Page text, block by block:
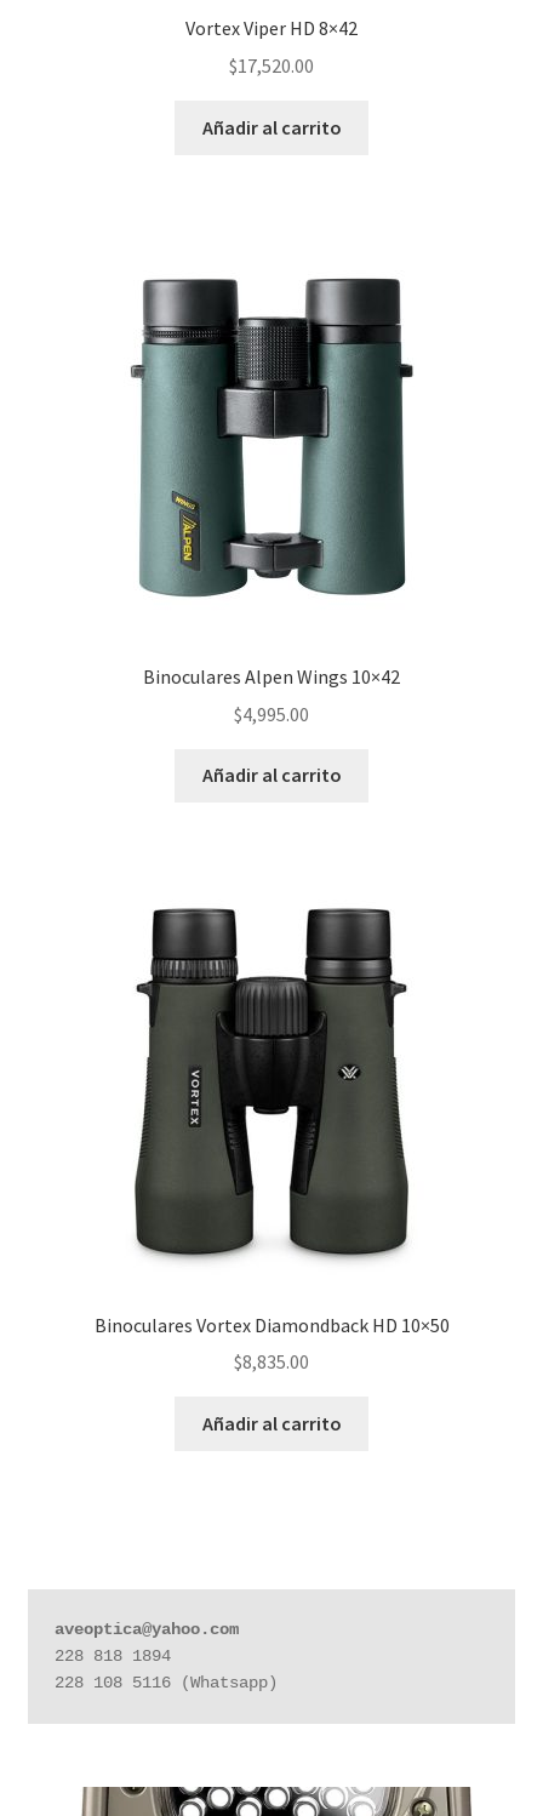
Vortex Viper HD 8×42
$17,520.00
Añadir al carrito
Binoculares Alpen Wings 10×42
$4,995.00
Añadir al carrito
Binoculares Vortex Diamondback HD 10×50
$8,835.00
Añadir al carrito
aveoptica@yahoo.com
228 818 1894
228 108 5116 (Whatsapp)